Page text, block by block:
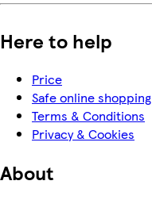
Here to help
Price
Safe online shopping
Terms & Conditions
Privacy & Cookies
About